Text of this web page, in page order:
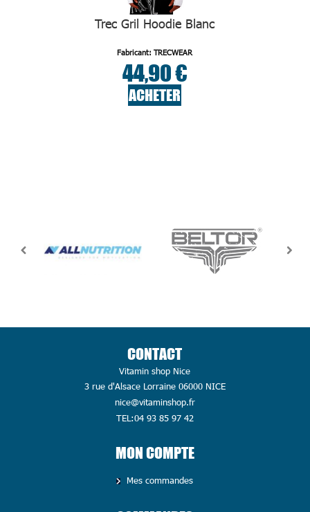
Trec Gril Hoodie Blanc
Fabricant: TRECWEAR
44,90 €
ACHETER
CONTACT
Vitamin shop Nice
3 rue d'Alsace Lorraine 06000 NICE
nice@vitaminshop.fr
TEL:04 93 85 97 42
MON COMPTE
Mes commandes